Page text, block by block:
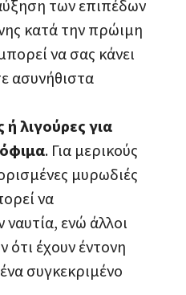
των επιπέδων
κατά την πρώιμη
να σας κάνει
ασυνήθιστα
λιγούρες για
. Για μερικούς
μυρωδιές
να
ενώ άλλοι
ότι έχουν έντονη
συγκεκριμένο